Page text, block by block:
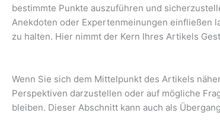
bestimmte Punkte auszuführen und
Anekdoten oder Expertenmeinungen einfließen
zu halten. Hier nimmt der Kern Ihres Artikels
Wenn Sie sich dem Mittelpunkt des Artikels
Perspektiven darzustellen oder auf mögliche
bleiben. Dieser Abschnitt kann auch als